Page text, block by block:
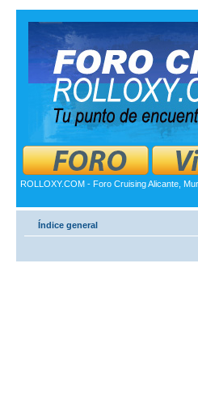
ROLLOXY.COM - Foro Cruising Alicante,
Índice general